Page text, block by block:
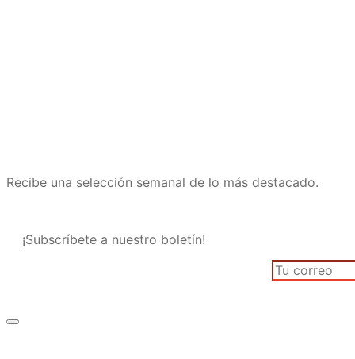
Recibe una selección semanal de lo más destacado.
¡Subscríbete a nuestro boletín!